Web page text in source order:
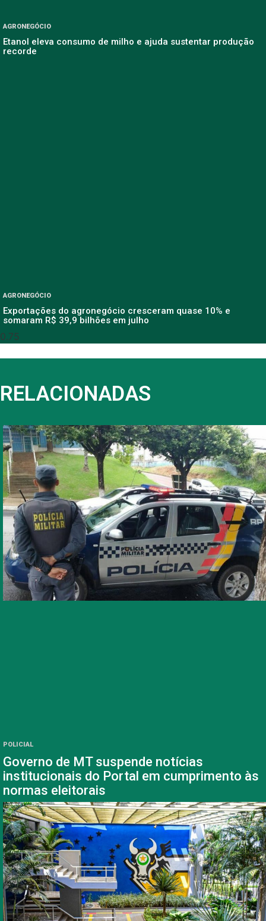
AGRONEGÓCIO
Etanol eleva consumo de milho e ajuda sustentar produção
recorde
AGRONEGÓCIO
Exportações do agronegócio cresceram quase 10% e
somaram R$ 39,9 bilhões em julho
RELACIONADAS
POLICIAL
Governo de MT suspende notícias
institucionais do Portal em cumprimento às
normas eleitorais